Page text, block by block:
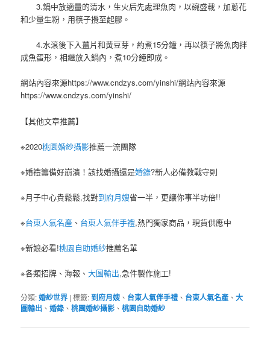
3.鍋中放適量的清水，生火后先處理魚肉，以碗盛載，加蔥花
和少量生粉，用筷子攪至起膠。
4.水滾後下入薑片和黃豆芽，約煮15分鐘，再以筷子將魚肉拌
成魚蛋形，相繼放入鍋內，煮10分鐘即成。
網站內容來源https://www.cndzys.com/yinshi/網站內容來源
https://www.cndzys.com/yinshi/
【其他文章推薦】
※2020桃園婚紗攝影推薦一流團隊
※婚禮籌備好崩潰！該找婚攝還是婚錄?新人必備教戰守則
※月子中心貴鬆鬆,找對到府月嫂省一半，更讓你事半功倍!!
※台東人氣名產 、 台東人氣伴手禮,熱門獨家商品，現貨供應中
※新娘必看!桃園自助婚紗推薦名單
※各類招牌、海報、大圖輸出,急件製作施工!
分類:婚紗世界 |標籤:到府月嫂 、 台東人氣伴手禮 、 台東人氣名產 、大
圖輸出 、婚錄 、桃園婚紗攝影 、桃園自助婚紗